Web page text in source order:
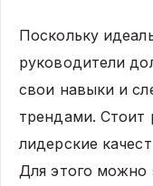
Поскольку
руководители
свои навыки и
трендами. Стоит
лидерские
Для этого можно